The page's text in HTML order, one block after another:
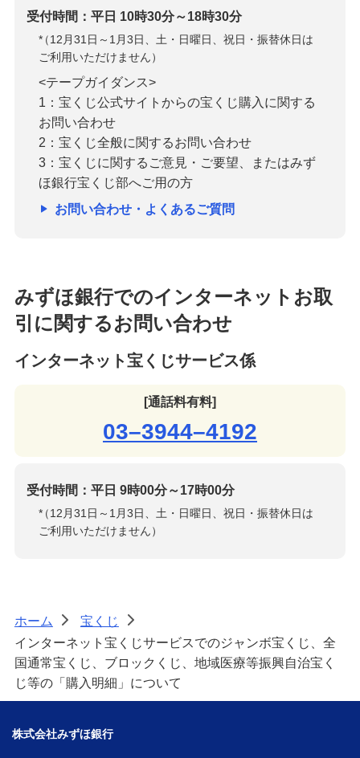
受付時間：平日 10時30分～18時30分
*
（12月31日～1月3日、土・日曜日、祝日・振替休日は
ご利用いただけません）
<テープガイダンス>
1：宝くじ公式サイトからの宝くじ購入に関する
お問い合わせ
2：宝くじ全般に関するお問い合わせ
3：宝くじに関するご意見・ご要望、またはみず
ほ銀行宝くじ部へご用の方
お問い合わせ・よくあるご質問
みずほ銀行でのインターネットお取
引に関するお問い合わせ
インターネット宝くじサービス係
[通話料有料]
03–3944–4192
受付時間：平日 9時00分～17時00分
*
（12月31日～1月3日、土・日曜日、祝日・振替休日は
ご利用いただけません）
ホーム > 宝くじ
>
インターネット宝くじサービスでのジャンボ宝くじ、全
国通常宝くじ、ブロックくじ、地域医療等振興自治宝く
じ等の「購入明細」について
株式会社みずほ銀行